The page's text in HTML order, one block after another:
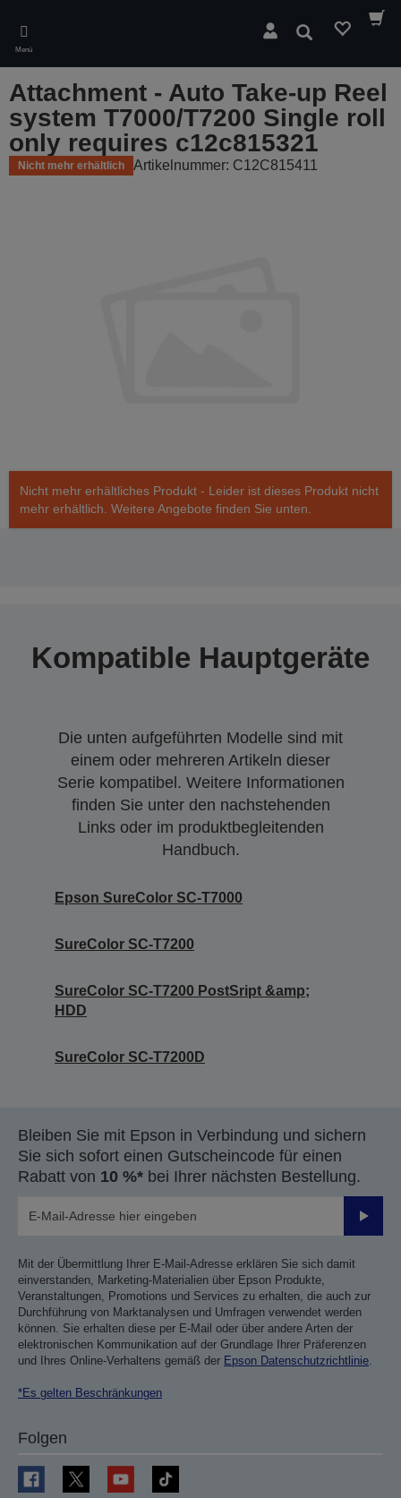
main
content
Menü
Suchen
Attachment - Auto Take-up Reel
system T7000/T7200 Single roll
only requires c12c815321
Nicht mehr erhältlich Artikelnummer: C12C815411
Nicht mehr erhältliches Produkt - Leider ist dieses Produkt nicht
mehr erhältlich. Weitere Angebote finden Sie unten.
Kompatible Hauptgeräte
Die unten aufgeführten Modelle sind mit
einem oder mehreren Artikeln dieser
Serie kompatibel. Weitere Informationen
finden Sie unter den nachstehenden
Links oder im produktbegleitenden
Handbuch.
Epson SureColor SC-T7000
SureColor SC-T7200
SureColor SC-T7200 PostSript &amp;
HDD
SureColor SC-T7200D
Bleiben Sie mit Epson in Verbindung und sichern
Sie sich sofort einen Gutscheincode für einen
Rabatt von 10 %* bei Ihrer nächsten Bestellung.
Mit der Übermittlung Ihrer E-Mail-Adresse erklären Sie sich damit
einverstanden, Marketing-Materialien über Epson Produkte,
Veranstaltungen, Promotions und Services zu erhalten, die auch zur
Durchführung von Marktanalysen und Umfragen verwendet werden
können. Sie erhalten diese per E-Mail oder über andere Arten der
elektronischen Kommunikation auf der Grundlage Ihrer Präferenzen
und Ihres Online-Verhaltens gemäß der Epson Datenschutzrichtlinie.
*Es gelten Beschränkungen
Folgen